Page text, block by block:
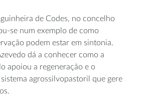
de Codes, no concelho
se num exemplo de como
podem estar em sintonia.
dá a conhecer como a
apoiou a regeneração e o
agrossilvopastoril que gere